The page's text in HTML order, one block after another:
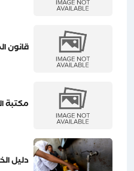
قانون
مكتبة
دليل